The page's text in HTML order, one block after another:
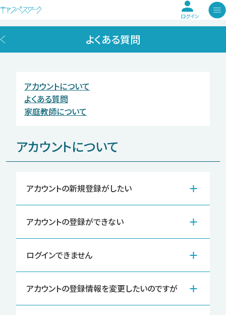
ログイン
よくある質問
アカウントについて
よくある質問
家庭教師について
アカウントについて
アカウントの新規登録がしたい
アカウントの登録ができない
ログインできません
アカウントの登録情報を変更したいのですが